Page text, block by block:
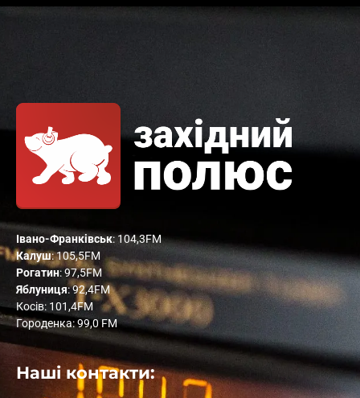
Івано-Франківськ: 104,3FM
Калуш: 105,5FM
Рогатин: 97,5FM
Яблуниця: 92,4FM
Косів: 101,4FM
Городенка: 99,0 FM
Наші контакти: